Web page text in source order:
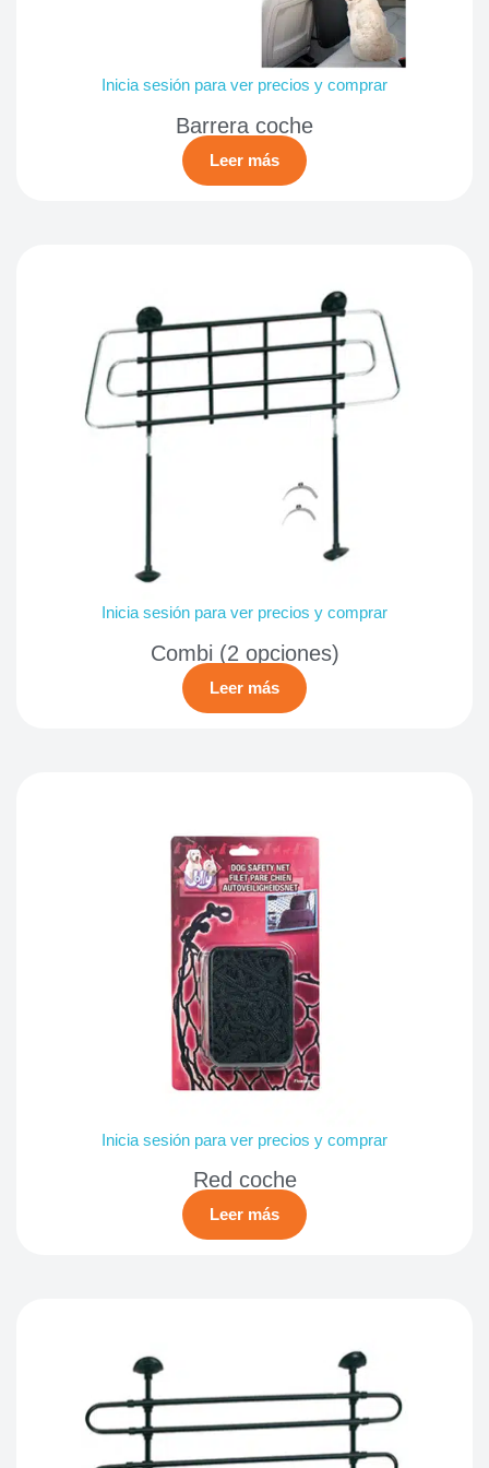
Inicia sesión para ver precios y comprar
Barrera coche
Leer más
Inicia sesión para ver precios y comprar
Combi (2 opciones)
Leer más
Inicia sesión para ver precios y comprar
Red coche
Leer más